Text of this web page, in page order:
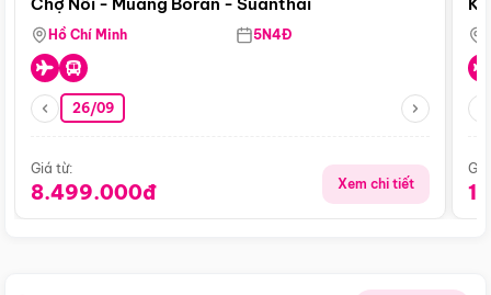
Hồ Chí Minh 5N4Đ
26/09
Giá từ:
8.499.000đ Xem chi tiết